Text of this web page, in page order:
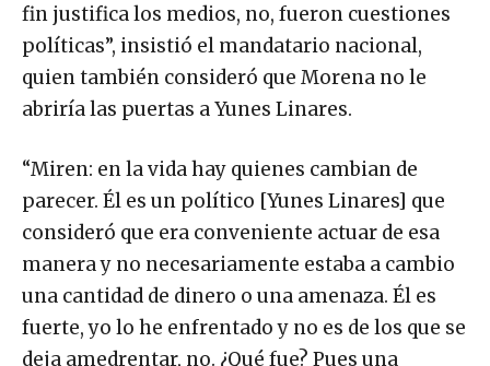
fin justifica los medios, no, fueron cuestiones
políticas”, insistió el mandatario nacional,
quien también consideró que Morena no le
abriría las puertas a Yunes Linares.
“Miren: en la vida hay quienes cambian de
parecer. Él es un político [Yunes Linares] que
consideró que era conveniente actuar de esa
manera y no necesariamente estaba a cambio
una cantidad de dinero o una amenaza. Él es
fuerte, yo lo he enfrentado y no es de los que se
deja amedrentar, no. ¿Qué fue? Pues una